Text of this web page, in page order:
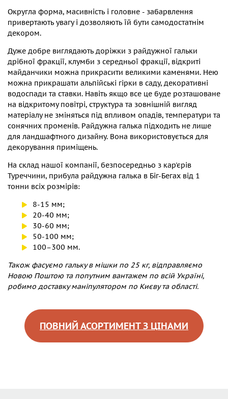
Округла форма, масивність і головне - забарвлення
привертають увагу і дозволяють їй бути самодостатнім
декором.
Дуже добре виглядають доріжки з райдужної гальки
дрібної фракції, клумби з середньої фракції, відкриті
майданчики можна прикрасити великими каменями. Нею
можна прикрашати альпійські гірки в саду, декоративні
водоспади та ставки. Навіть якщо все це буде розташоване
на відкритому повітрі, структура та зовнішній вигляд
матеріалу не зміняться під впливом опадів, температури та
сонячних променів. Райдужна галька підходить не лише
для ландшафтного дизайну. Вона використовується для
декорування приміщень.
На склад нашої компанії, безпосередньо з кар'єрів
Туреччини, прибула райдужна галька в Біг-Бегах від 1
тонни всіх розмірів:
8-15 мм;
20-40 мм;
30-60 мм;
50-100 мм;
100–300 мм.
Також фасуємо гальку в мішки по 25 кг, відправляємо
Новою Поштою та попутним вантажем по всій Україні,
робимо доставку маніпулятором по Києву та області.
ПОВНИЙ АСОРТИМЕНТ З ЦІНАМИ